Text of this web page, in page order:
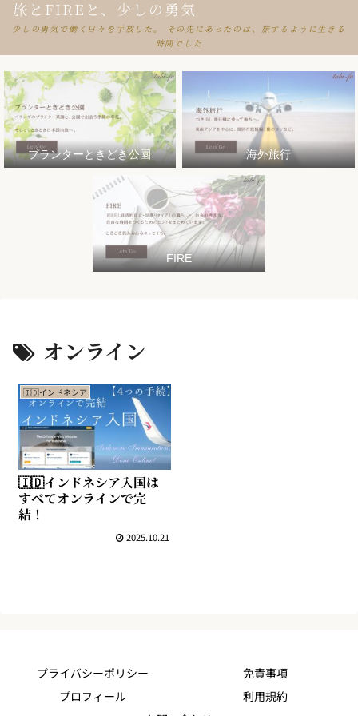
旅とFIREと、少しの勇気
少しの勇気で働く日々を手放した。 その先にあったのは、旅するように生きる
時間でした
プランターときどき公園 海外旅行
FIRE
オンライン
🇮🇩インドネシア
🇮🇩インドネシア入国は
すべてオンラインで完
結！
2025.10.21
プライバシーポリシー
免責事項
プロフィール
利用規約